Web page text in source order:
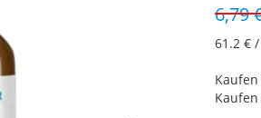
6,79
61.2 €